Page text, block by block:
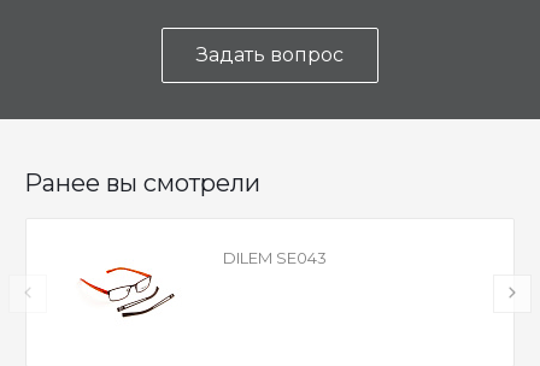
Задать вопрос
Ранее вы смотрели
DILEM SE043